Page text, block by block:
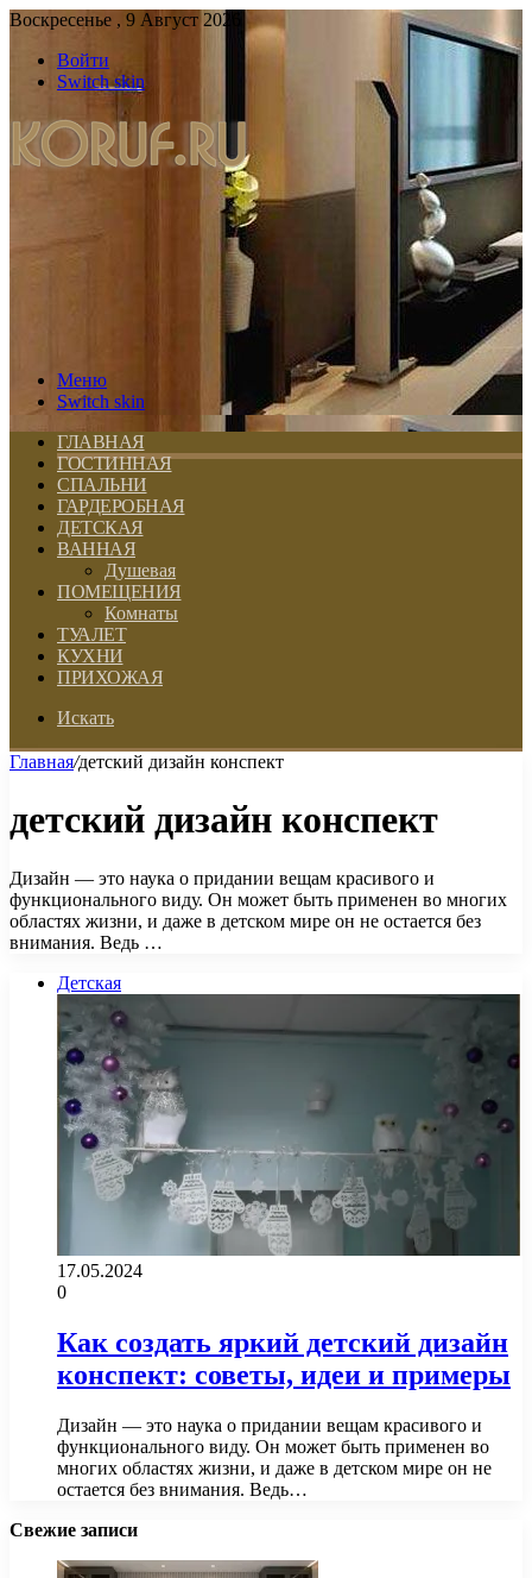
Воскресенье , 9 Август 2026
Войти
Switch skin
Меню
Switch skin
ГЛАВНАЯ
ГОСТИННАЯ
СПАЛЬНИ
ГАРДЕРОБНАЯ
ДЕТСКАЯ
ВАННАЯ
Душевая
ПОМЕЩЕНИЯ
Комнаты
ТУАЛЕТ
КУХНИ
ПРИХОЖАЯ
Искать
Главная/детский дизайн конспект
детский дизайн конспект
Дизайн — это наука о придании вещам красивого и
функционального виду. Он может быть применен во многих
областях жизни, и даже в детском мире он не остается без
внимания. Ведь …
Детская
17.05.2024
0
Как создать яркий детский дизайн
конспект: советы, идеи и примеры
Дизайн — это наука о придании вещам красивого и
функционального виду. Он может быть применен во
многих областях жизни, и даже в детском мире он не
остается без внимания. Ведь…
Свежие записи